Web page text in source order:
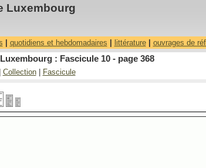
Luxembourg
quotidiens et hebdomadaires littérature| ouvrages de
: Fascicule 10 - page 368
Collection| Fascicule